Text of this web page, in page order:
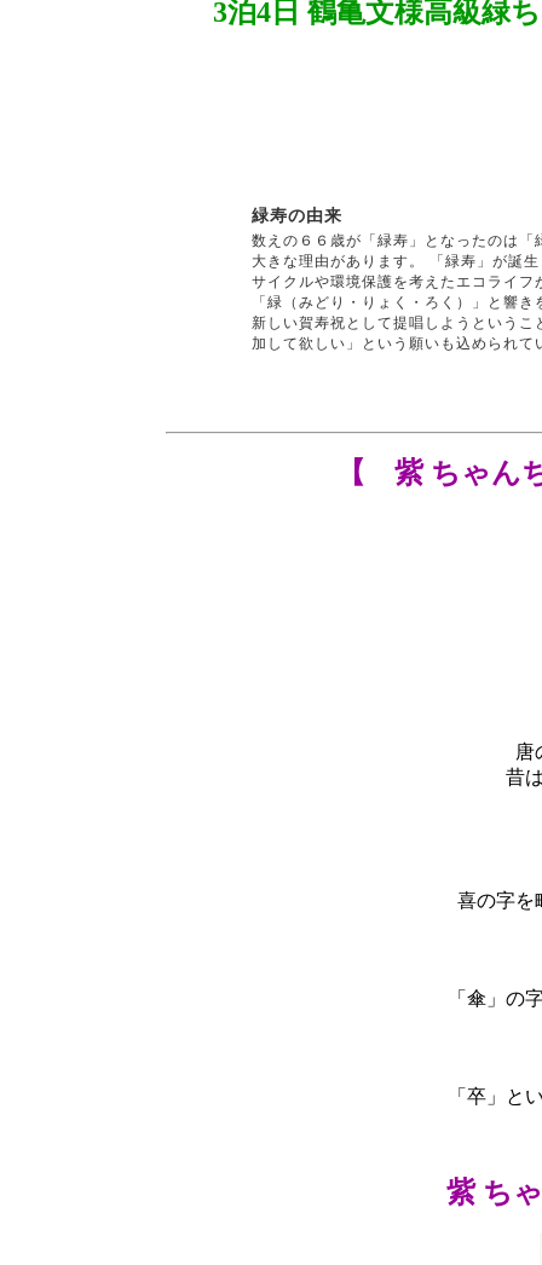
3泊4日 鶴亀文様高級
緑寿の由来
数えの６６歳が「緑寿」となったのは
大きな理由があります。 「緑寿」が誕
サイクルや環境保護を考えたエコライ
「緑（みどり・りょく・ろく）」と響
新しい賀寿祝として提唱しようという
加して欲しい」という願いも込められて
【 紫 ちゃん
唐
昔
喜の字を
「傘」の
「卒」と
紫 ち